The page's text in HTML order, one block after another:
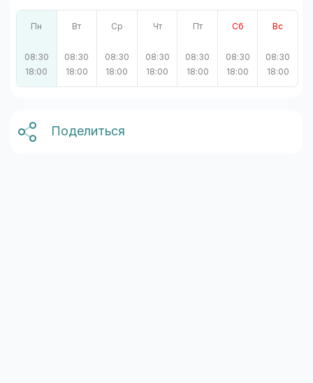
Пн
08:30
18:00
Вт
08:30
18:00
Ср
08:30
18:00
Чт
08:30
18:00
Пт
08:30
18:00
Сб
08:30
18:00
Вс
08:30
18:00
Поделиться